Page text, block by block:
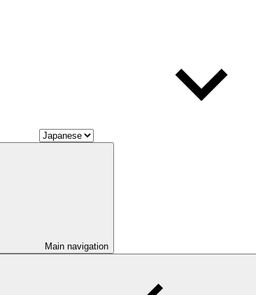
Main navigation